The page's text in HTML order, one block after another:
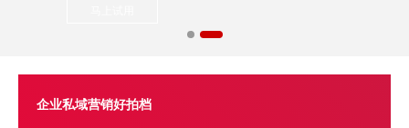
企业私域营销好拍档